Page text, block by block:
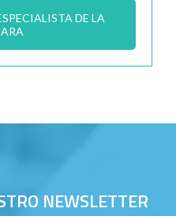
DE LA
NEWSLETTER